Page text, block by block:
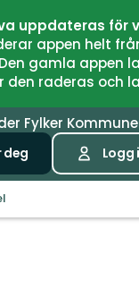
uppdateras för
appen helt
gamla
den raderas och
Fylker
deg Logg